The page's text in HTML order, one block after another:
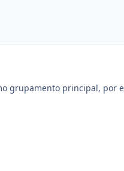
principal, por